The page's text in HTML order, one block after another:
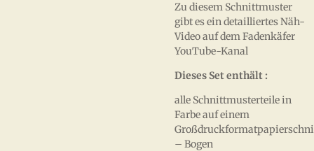
Zu diesem Schnittmuster
gibt es ein detailliertes Näh-
Video auf dem Fadenkäfer
YouTube-Kanal
Dieses Set enthält :
alle Schnittmusterteile in
Farbe auf einem
– Bogen